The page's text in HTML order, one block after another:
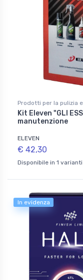
Prodotti per la pulizia
Kit Eleven "GLI
manutenzione
ELEVEN
€ 42,30
Disponibile in 1 varianti
In evidenza